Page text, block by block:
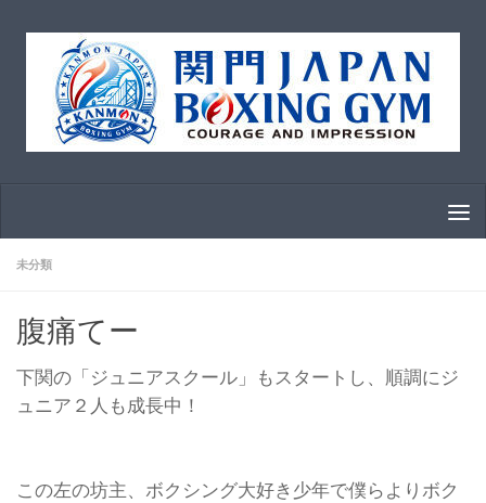
コンテンツへスキップ
未分類
腹痛てー
下関の「ジュニアスクール」もスタートし、順調にジ
ュニア２人も成長中！
この左の坊主、ボクシング大好き少年で僕らよりボク